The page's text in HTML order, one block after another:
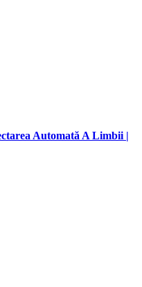
Automată A Limbii |